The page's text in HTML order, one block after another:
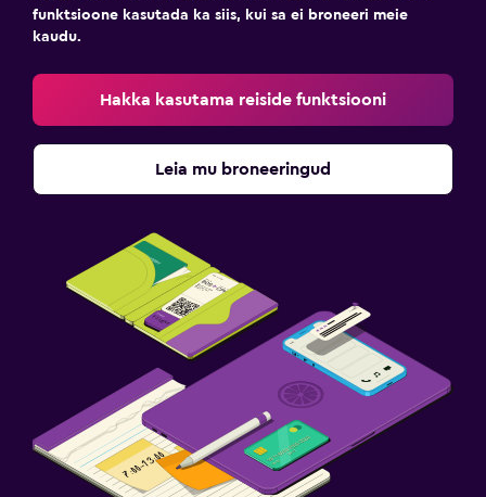
funktsioone kasutada ka siis, kui sa ei broneeri meie
kaudu.
Hakka kasutama reiside funktsiooni
Leia mu broneeringud